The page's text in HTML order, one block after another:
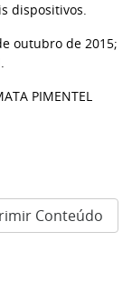
dispositivos.
outubro de 2015;
PIMENTEL
Conteúdo